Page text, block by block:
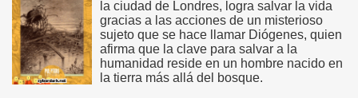
la ciudad de Londres, logra salvar la vida
gracias a las acciones de un misterioso
sujeto que se hace llamar Diógenes, quien
afirma que la clave para salvar a la
humanidad reside en un hombre nacido en
la tierra más allá del bosque.